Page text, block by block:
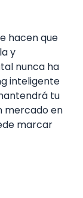
hacen que
y
nunca ha
inteligente
tu
mercado en
marcar